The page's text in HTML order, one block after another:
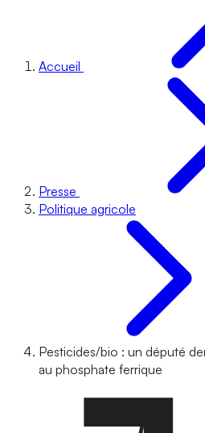
Accueil
Presse
Politique agricole
Pesticides/bio : un député
au phosphate ferrique